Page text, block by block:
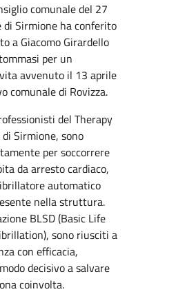
comunale del 27
di Sirmione ha conferito
a Giacomo Girardello
per un
avvenuto il 13 aprile
comunale di Rovizza.
del Therapy
Sirmione, sono
per soccorrere
da arresto cardiaco,
automatico
nella struttura.
BLSD (Basic Life
sono riusciti a
con efficacia,
decisivo a salvare
coinvolta.